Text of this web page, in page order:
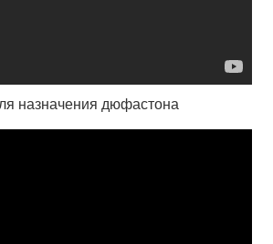
назначения дюфастона